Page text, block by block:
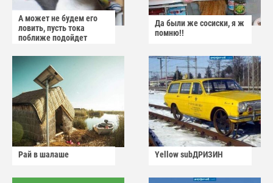
А может не будем его
ловить, пусть тока
поближе подойдет
Да были же сосиски, я ж
помню!!
Рай в шалаше Yellow subДРИЗИН